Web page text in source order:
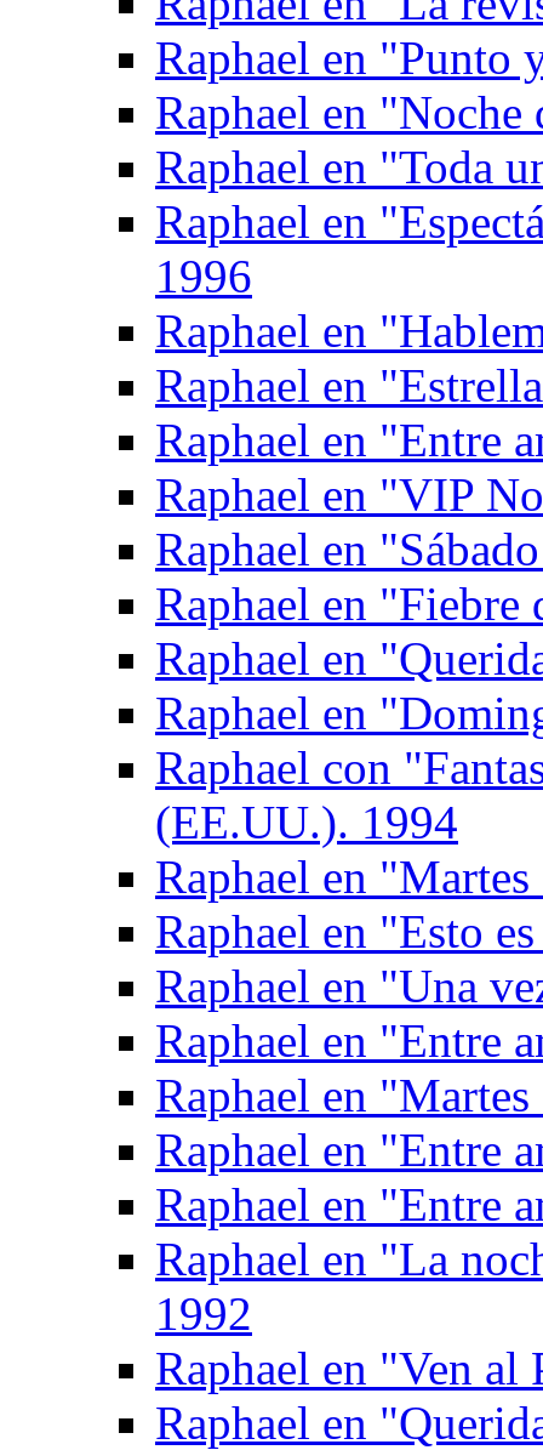
Raphael en "Punto
Raphael en
Raphael en "Toda
Raphael en
1996
Raphael en
Raphael en
Raphael en "Entre
Raphael en "VIP
Raphael en
Raphael en "Fiebre
Raphael en
Raphael en
Raphael con
(EE.UU.). 1994
Raphael en
Raphael en "Esto
Raphael en "Una
Raphael en "Entre
Raphael en
Raphael en "Entre
Raphael en "Entre
Raphael en "La
1992
Raphael en "Ven
Raphael en